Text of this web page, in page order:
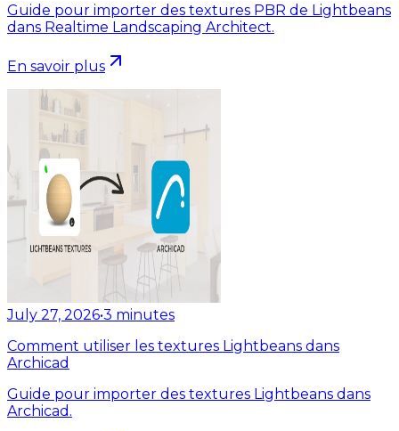
Guide pour importer des textures PBR de Lightbeans
dans Realtime Landscaping Architect.
En savoir plus
July 27, 2026•3 minutes
Comment utiliser les textures Lightbeans dans
Archicad
Guide pour importer des textures Lightbeans dans
Archicad.